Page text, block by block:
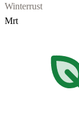
Winterrust
Mrt